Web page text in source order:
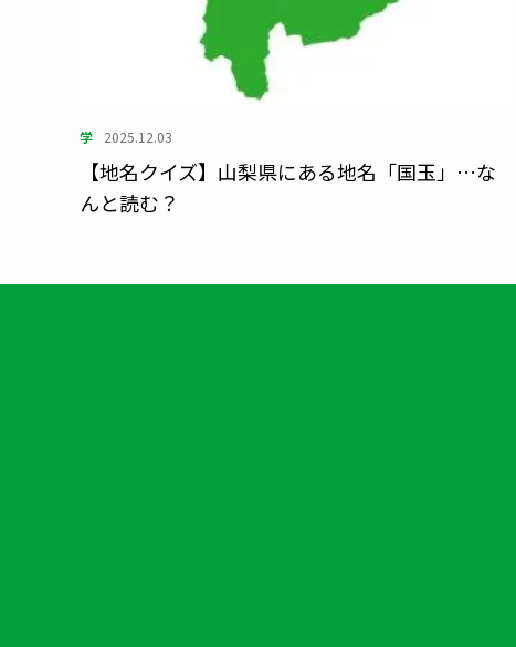
学 2025.12.03
【地名クイズ】山梨県にある地名「国玉」…な
んと読む？